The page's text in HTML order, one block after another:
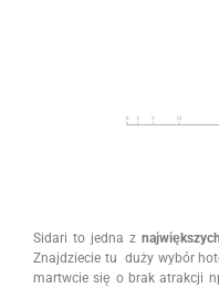
Sidari to jedna z
Znajdziecie tu duży wybór
martwcie się o brak atrakcji